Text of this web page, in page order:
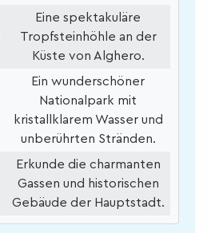
Eine spektakuläre
Tropfsteinhöhle an der
Küste von Alghero.
Ein wunderschöner
Nationalpark mit
kristallklarem Wasser und
unberührten Stränden.
Erkunde die charmanten
Gassen und historischen
Gebäude der Hauptstadt.